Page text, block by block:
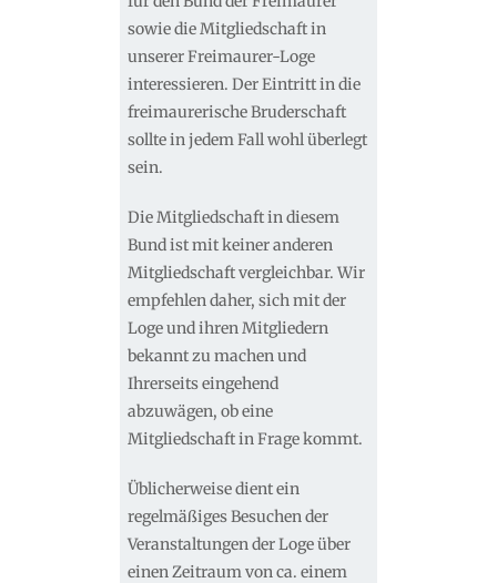
sowie die Mitgliedschaft in
unserer Freimaurer-Loge
interessieren. Der Eintritt in die
freimaurerische Bruderschaft
sollte in jedem Fall wohl überlegt
sein.
Die Mitgliedschaft in diesem
Bund ist mit keiner anderen
Mitgliedschaft vergleichbar. Wir
empfehlen daher, sich mit der
Loge und ihren Mitgliedern
bekannt zu machen und
Ihrerseits eingehend
abzuwägen, ob eine
Mitgliedschaft in Frage kommt.
Üblicherweise dient ein
regelmäßiges Besuchen der
Veranstaltungen der Loge über
einen Zeitraum von ca. einem